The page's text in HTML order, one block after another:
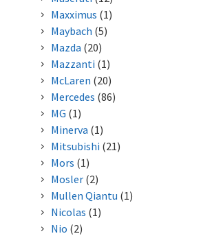
Maxximus (1)
Maybach (5)
Mazda (20)
Mazzanti (1)
McLaren (20)
Mercedes (86)
MG (1)
Minerva (1)
Mitsubishi (21)
Mors (1)
Mosler(2)
Mullen Qiantu (1)
Nicolas (1)
Nio (2)